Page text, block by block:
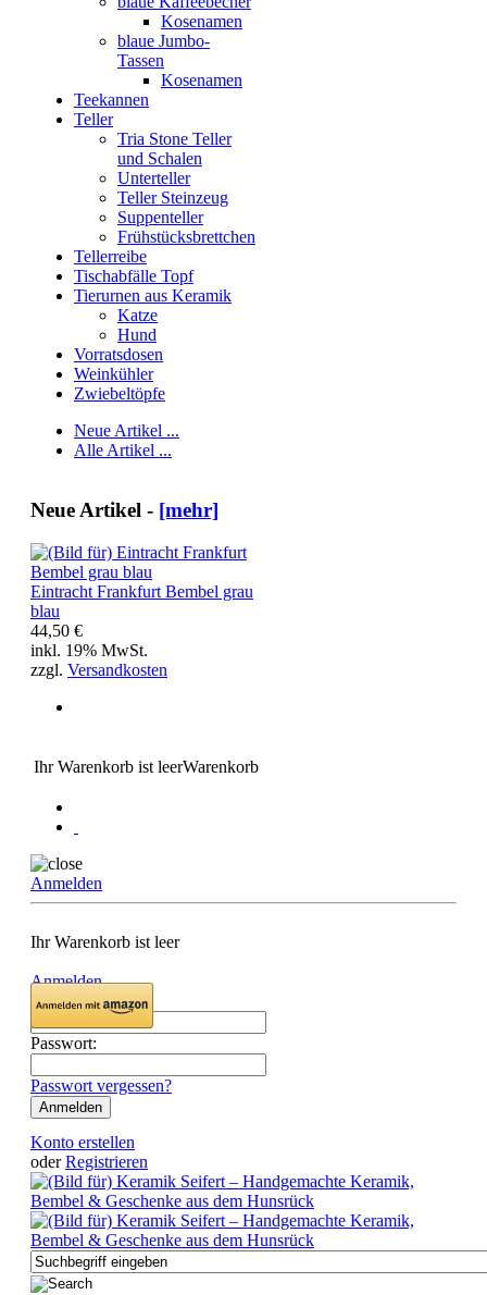
Kosenamen
blaue Jumbo-
Tassen
Kosenamen
Teekannen
Teller
Tria Stone Teller
und Schalen
Unterteller
Teller Steinzeug
Suppenteller
Frühstücksbrettchen
Tellerreibe
Tischabfälle Topf
Tierurnen aus Keramik
Katze
Hund
Vorratsdosen
Weinkühler
Zwiebeltöpfe
Neue Artikel ...
Alle Artikel ...
Neue Artikel - [mehr]
Eintracht Frankfurt Bembel grau
blau
44,50 €
inkl. 19% MwSt.
zzgl. Versandkosten
Ihr Warenkorb ist leerWarenkorb
Anmelden
Ihr Warenkorb ist leer
Anmelden
Email:
Passwort:
Passwort vergessen?
Konto erstellen
oder Registrieren